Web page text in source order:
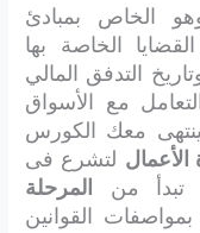
الخاص بمبادئ
الخاصة بها
التدفق المالي
مع الأسواق
معك الكورس
لتشرع فى
تبدأ من المرحلة
بمواصفات القوانين